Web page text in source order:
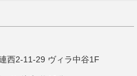
西2-11-29 ヴィラ中谷1F